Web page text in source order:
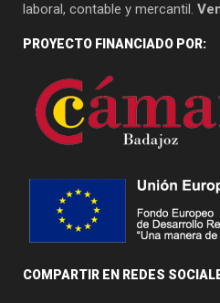
laboral, contable y mercantil.
PROYECTO FINANCIADO POR:
COMPARTIR EN REDES